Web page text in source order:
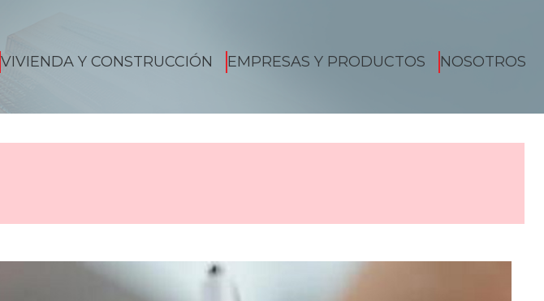
VIVIENDA Y CONSTRUCCIÓN EMPRESAS Y PRODUCTOS NOSOTROS